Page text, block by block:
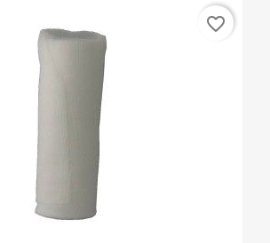
favorite_border